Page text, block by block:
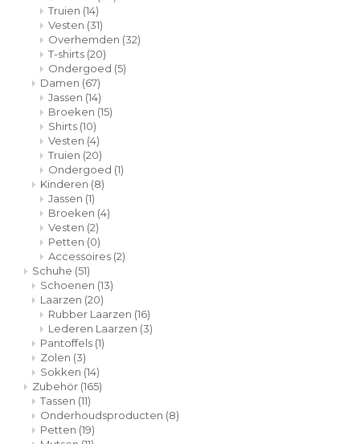
Truien (14)
Vesten (31)
Overhemden (32)
T-shirts (20)
Ondergoed (5)
Damen (67)
Jassen (14)
Broeken (15)
Shirts (10)
Vesten (4)
Truien (20)
Ondergoed (1)
Kinderen (8)
Jassen (1)
Broeken (4)
Vesten (2)
Petten (0)
Accessoires (2)
Schuhe (51)
Schoenen (13)
Laarzen (20)
Rubber Laarzen (16)
Lederen Laarzen (3)
Pantoffels (1)
Zolen (3)
Sokken (14)
Zubehör (165)
Tassen (11)
Onderhoudsproducten (8)
Petten (19)